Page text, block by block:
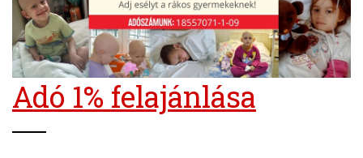
Adó 1% felajánlása